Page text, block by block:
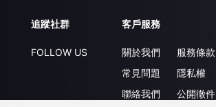
追蹤社群
FOLLOW US
客戶服務
關於我們
常見問題
聯絡我們
服務條款
隱私權
公開徵件